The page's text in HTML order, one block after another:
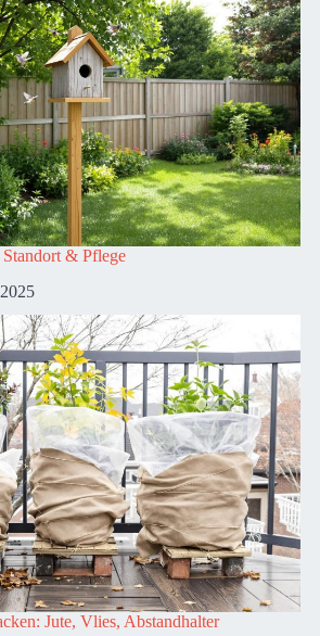
& Pflege
Jute, Vlies, Abstandhalter